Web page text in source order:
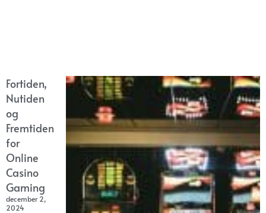
Fortiden,
Nutiden
og
Fremtiden
for
Online
Casino
Gaming
december 2,
2024